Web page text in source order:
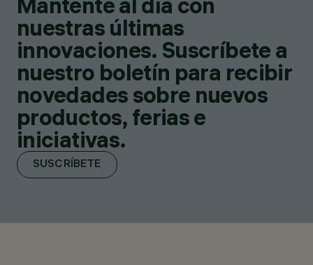
nuestras últimas
innovaciones. Suscríbete a
nuestro boletín para recibir
novedades sobre nuevos
productos, ferias e
iniciativas.
SUSCRÍBETE